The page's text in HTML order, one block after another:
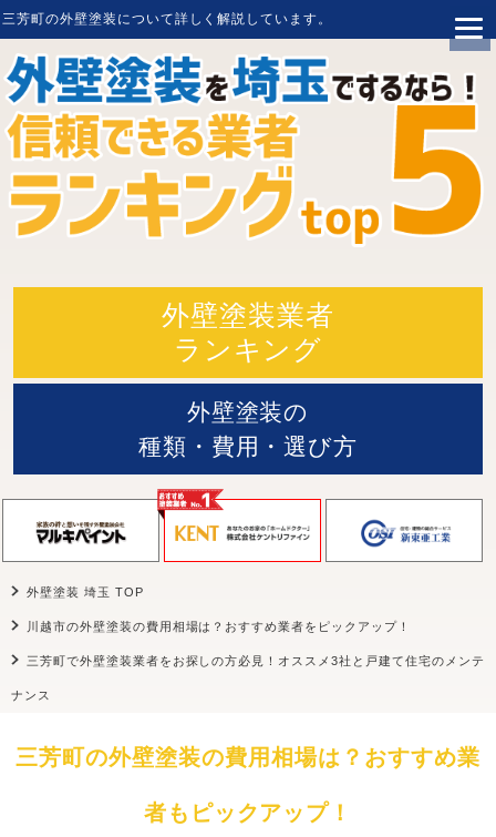
三芳町の外壁塗装 について詳しく解説しています。
外壁塗装業者
ランキング
外壁塗装の
種類・費用・選び方
外壁塗装 埼玉 TOP
川越市の外壁塗装の費用相場は？おすすめ業者をピックアップ！
三芳町で外壁塗装業者をお探しの方必見！オススメ3社と戸建て住宅のメンテ
ナンス
三芳町の外壁塗装の費用相場は？おすすめ業
者もピックアップ！